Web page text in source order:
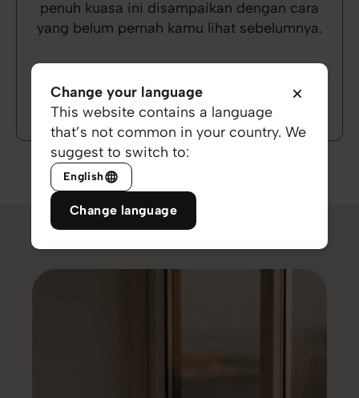
penuh kuasa ini disampaikan dengan cara
yang belum pernah kamu lihat sebelumnya.
Tonton Seri Video
Change your language
This website contains a language
that’s not common in your country. We
suggest to switch to:
English
Change language